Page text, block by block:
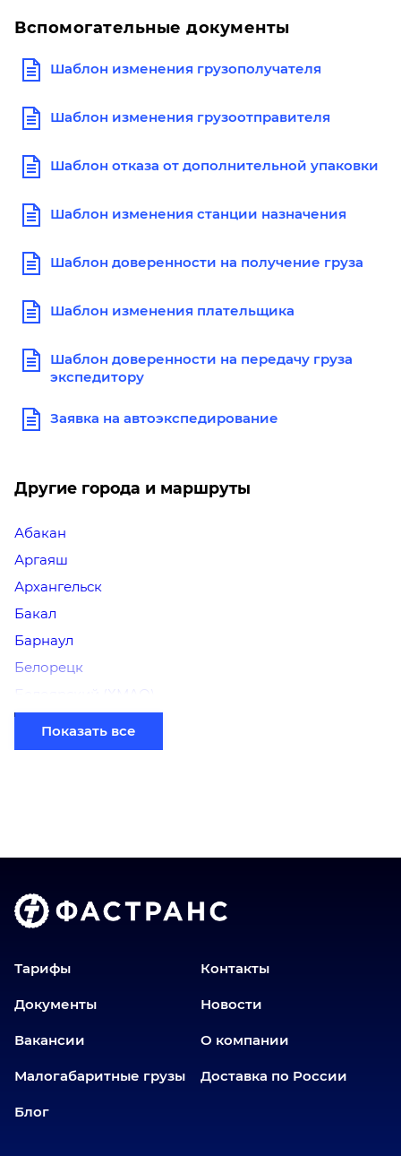
Вспомогательные документы
Шаблон изменения грузополучателя
Шаблон изменения грузоотправителя
Шаблон отказа от дополнительной упаковки
Шаблон изменения станции назначения
Шаблон доверенности на получение груза
Шаблон изменения плательщика
Шаблон доверенности на передачу груза
экспедитору
Заявка на автоэкспедирование
Другие города и маршруты
Абакан
Аргаяш
Архангельск
Бакал
Барнаул
Белорецк
Белоярский (ХМАО)
Березники
Бийск
Волгоград
Донецк
Еманжелинск
Заводоуковск
Златоуст
Иваново
Показать все
Тарифы Контакты
Документы Новости
Вакансии О компании
Малогабаритные грузы Доставка по России
Блог